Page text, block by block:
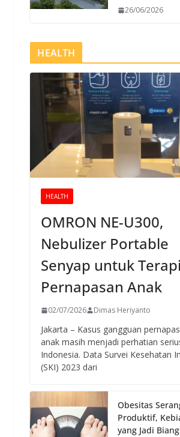
26/06/2026
HEALTH
HEALTH
OMRON NE-U300,
Nebulizer Portable
Senyap untuk Terapi
Pernapasan Anak
02/07/2026 Dimas Heriyanto
Jakarta – Kasus gangguan
anak masih menjadi perhatian
Indonesia. Data Survei Kesehatan
(SKI) 2023 dari
Obesitas
Produktif,
yang Jadi